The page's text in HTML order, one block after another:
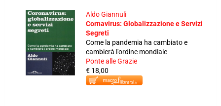
Aldo Giannuli
Cornavirus: Globalizzazione e Servizi
Segreti
Come la pandemia ha cambiato e
cambierà l'ordine mondiale
Ponte alle Grazie
€ 18,00